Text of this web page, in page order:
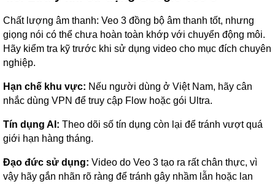
Chất lượng âm thanh: Veo 3 đồng bộ âm thanh tốt, nhưng
giọng nói có thể chưa hoàn toàn khớp với chuyển động môi.
Hãy kiểm tra kỹ trước khi sử dụng video cho mục đích chuyên
nghiệp.
Hạn chế khu vực: Nếu người dùng ở Việt Nam, hãy cân
nhắc dùng VPN để truy cập Flow hoặc gói Ultra.
Tín dụng AI: Theo dõi số tín dụng còn lại để tránh vượt quá
giới hạn hàng tháng.
Đạo đức sử dụng: Video do Veo 3 tạo ra rất chân thực, vì
vậy hãy gắn nhãn rõ ràng để tránh gây nhầm lẫn hoặc lan